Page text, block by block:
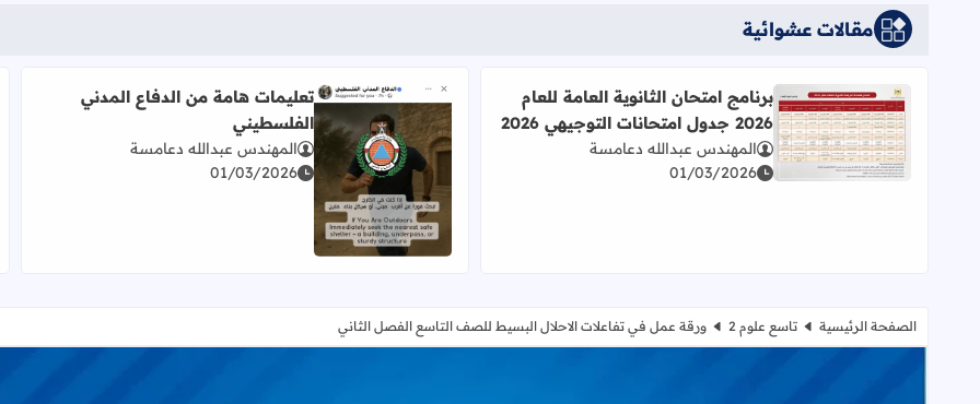
مقالات عشوائية
اقرأ المزيد عن برنامج امتحان الثانوية العامة للعام 2026 جدول امتحانات التوجيهي 2026
برنامج امتحان الثانوية العامة للعام
2026 جدول امتحانات التوجيهي 2026
المهندس عبدالله دعامسة
01/03/2026
اقرأ المزيد عن تعليمات هامة من الدفاع المدني الفلسطيني
تعليمات هامة من الدفاع المدني
الفلسطيني
المهندس عبدالله دعامسة
01/03/2026
الصفحة الرئيسية تاسع علوم 2 ورقة عمل في تفاعلات الاحلال البسيط للصف التاسع الفصل الثاني